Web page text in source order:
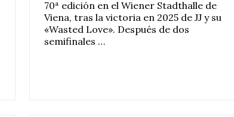
70ª edición en el Wiener Stadthalle de
Viena, tras la victoria en 2025 de JJ y su
«Wasted Love». Después de dos
semifinales …